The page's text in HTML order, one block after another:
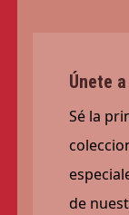
Únete
Sé la
de